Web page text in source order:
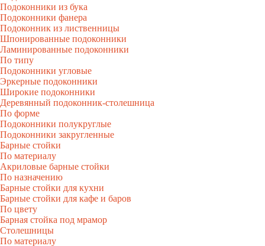
Подоконники из бука
Подоконники фанера
Подоконник из лиственницы
Шпонированные подоконники
Ламинированные подоконники
По типу
Подоконники угловые
Эркерные подоконники
Широкие подоконники
Деревянный подоконник-столешница
По форме
Подоконники полукруглые
Подоконники закругленные
Барные стойки
По материалу
Акриловые барные стойки
По назначению
Барные стойки для кухни
Барные стойки для кафе и баров
По цвету
Барная стойка под мрамор
Столешницы
По материалу